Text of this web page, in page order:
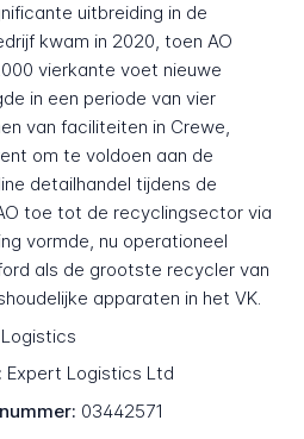
uitbreiding in de
kwam in 2020, toen AO
vierkante voet nieuwe
in een periode van vier
van faciliteiten in Crewe,
om te voldoen aan de
detailhandel tijdens de
toe tot de recyclingsector via
vormde, nu operationeel
als de grootste recycler van
apparaten in het VK.
Expert Logistics Ltd
03442571